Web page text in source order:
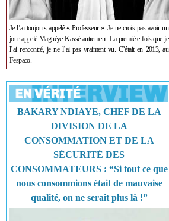
Je l’ai toujours appelé « Professeur ». Je ne crois pas avoir un
jour appelé Maguèye Kassé autrement. La première fois que je
l’ai rencontré, je ne l’ai pas vraiment vu. C’était en 2013, au
Fespaco.
BAKARY NDIAYE, CHEF DE LA
DIVISION DE LA
CONSOMMATION ET DE LA
SÉCURITÉ DES
CONSOMMATEURS : “Si tout ce que
nous consommions était de mauvaise
qualité, on ne serait plus là !”